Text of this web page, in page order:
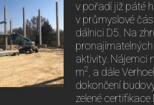
v pořadí již páté
v průmyslové
dálnici D5. Na
aktivity. Nájemci
m2, a dále
dokončení
zelené certifikace